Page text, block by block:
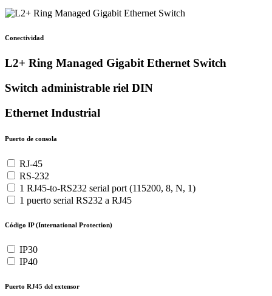
Conectividad
L2+ Ring Managed Gigabit Ethernet Switch
Switch administrable riel DIN
Ethernet Industrial
Puerto de consola
RJ-45
RS-232
1 RJ45-to-RS232 serial port (115200, 8, N, 1)
1 puerto serial RS232 a RJ45
Código IP (International Protection)
IP30
IP40
Puerto RJ45 del extensor